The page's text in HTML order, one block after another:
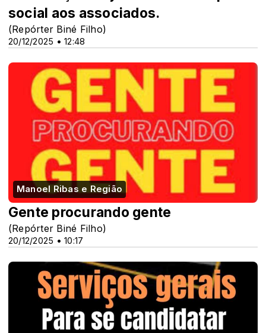
20/12/2025 • 12:48
social aos associados.
(Repórter Biné Filho)
Manoel Ribas e Região
20/12/2025 • 10:17
Gente procurando gente
(Repórter Biné Filho)